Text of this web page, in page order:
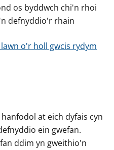
os byddwch chi'n rhoi
defnyddio'r rhain
o'r holl gwcis rydym
at eich dyfais cyn
ein gwefan.
ddim yn gweithio'n